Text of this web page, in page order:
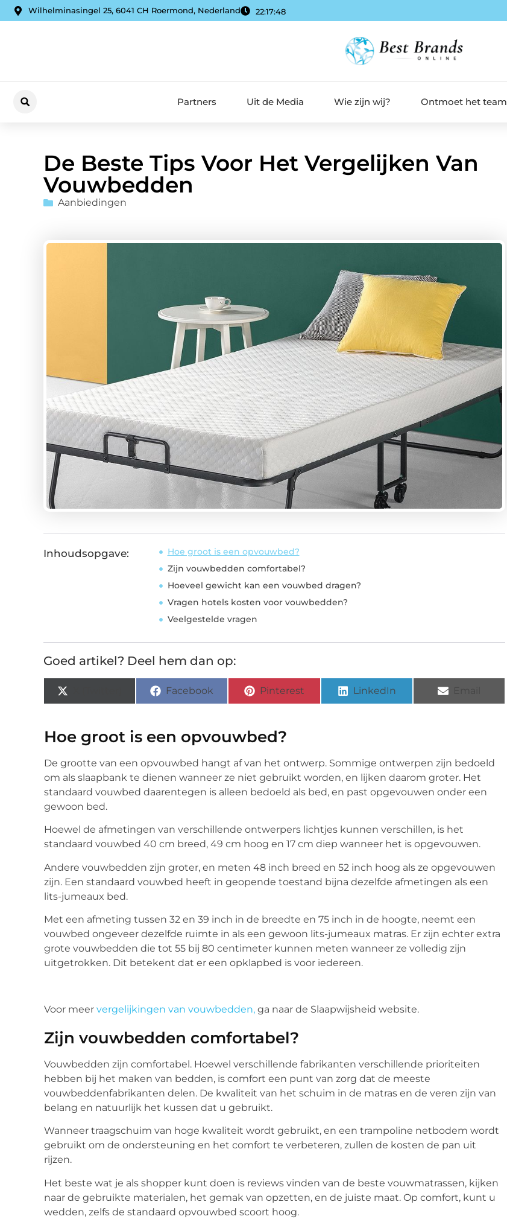
Wilhelminasingel 25, 6041 CH Roermond, Nederland 22:17:49
Partners Uit de Media Wie zijn wij? Ontmoet het team
De Beste Tips Voor Het Vergelijken Van
Vouwbedden
Aanbiedingen
Inhoudsopgave:
Hoe groot is een opvouwbed?
Zijn vouwbedden comfortabel?
Hoeveel gewicht kan een vouwbed dragen?
Vragen hotels kosten voor vouwbedden?
Veelgestelde vragen
Goed artikel? Deel hem dan op:
Facebook Pinterest LinkedIn
Hoe groot is een opvouwbed?
De grootte van een opvouwbed hangt af van het ontwerp. Sommige ontwerpen zijn bedoeld
om als slaapbank te dienen wanneer ze niet gebruikt worden, en lijken daarom groter. Het
standaard vouwbed daarentegen is alleen bedoeld als bed, en past opgevouwen onder een
gewoon bed.
Hoewel de afmetingen van verschillende ontwerpers lichtjes kunnen verschillen, is het
standaard vouwbed 40 cm breed, 49 cm hoog en 17 cm diep wanneer het is opgevouwen.
Andere vouwbedden zijn groter, en meten 48 inch breed en 52 inch hoog als ze opgevouwen
zijn. Een standaard vouwbed heeft in geopende toestand bijna dezelfde afmetingen als een
lits-jumeaux bed.
Met een afmeting tussen 32 en 39 inch in de breedte en 75 inch in de hoogte, neemt een
vouwbed ongeveer dezelfde ruimte in als een gewoon lits-jumeaux matras. Er zijn echter extra
grote vouwbedden die tot 55 bij 80 centimeter kunnen meten wanneer ze volledig zijn
uitgetrokken. Dit betekent dat er een opklapbed is voor iedereen.
Voor meer vergelijkingen van vouwbedden, ga naar de Slaapwijsheid website.
Zijn vouwbedden comfortabel?
Vouwbedden zijn comfortabel. Hoewel verschillende fabrikanten verschillende prioriteiten
hebben bij het maken van bedden, is comfort een punt van zorg dat de meeste
vouwbeddenfabrikanten delen. De kwaliteit van het schuim in de matras en de veren zijn van
belang en natuurlijk het kussen dat u gebruikt.
Wanneer traagschuim van hoge kwaliteit wordt gebruikt, en een trampoline netbodem wordt
gebruikt om de ondersteuning en het comfort te verbeteren, zullen de kosten de pan uit
rijzen.
Het beste wat je als shopper kunt doen is reviews vinden van de beste vouwmatrassen, kijken
naar de gebruikte materialen, het gemak van opzetten, en de juiste maat. Op comfort, kunt u
wedden, zelfs de standaard opvouwbed scoort hoog.